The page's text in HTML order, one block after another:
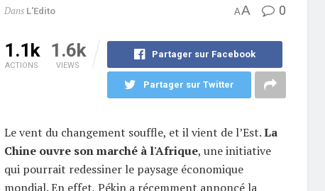
Dans L'Edito AA 0
1.1k
ACTIONS
1.6k
VIEWS
Partager sur Facebook
Partager sur Twitter
Le vent du changement souffle, et il vient de l’Est.La
Chine ouvre son marché à l'Afrique, une initiative
qui pourrait redessiner le paysage économique
mondial. En effet, Pékin a récemment annoncé la